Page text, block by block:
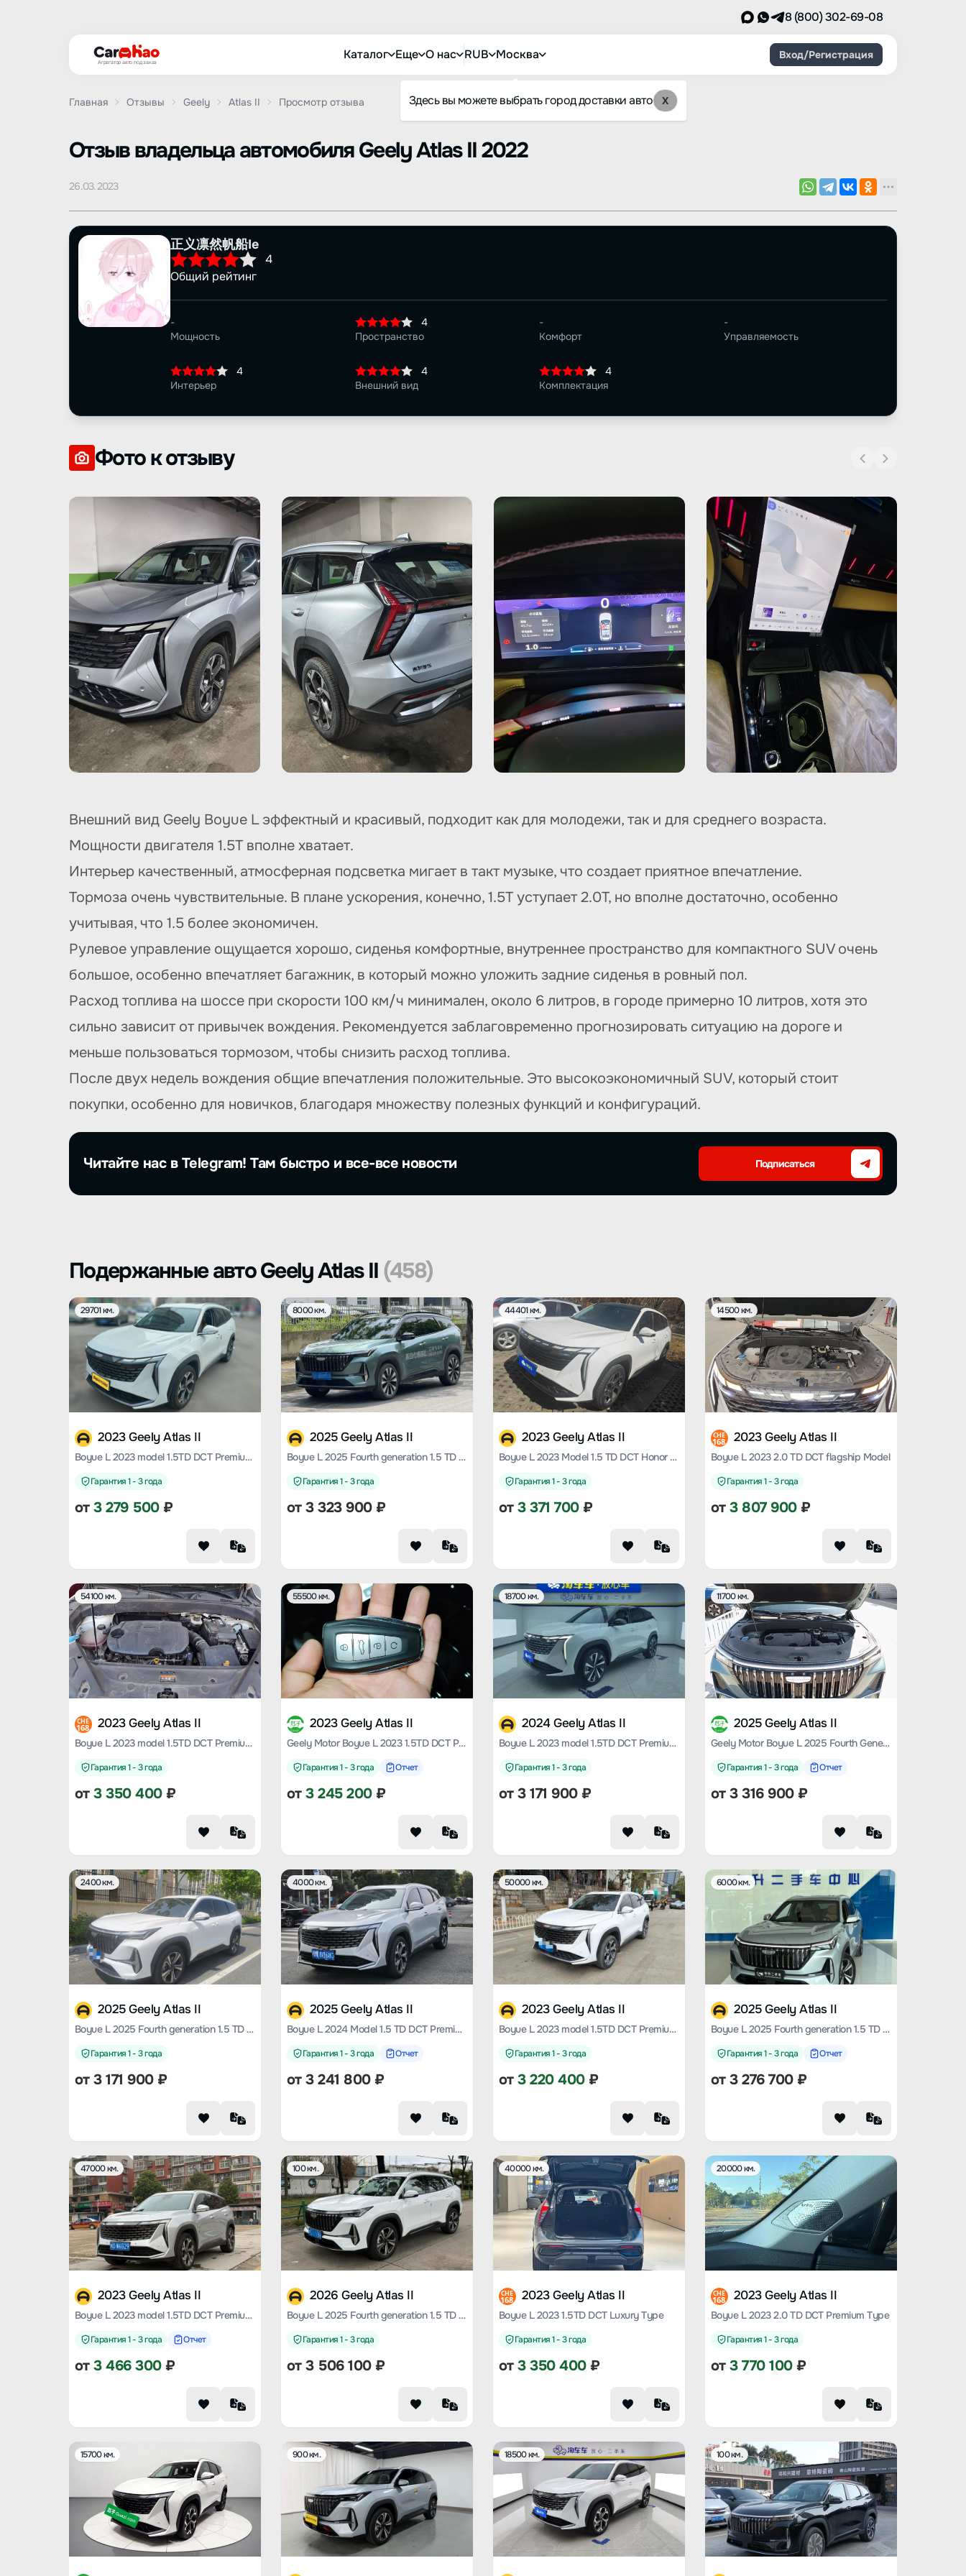
8 (800) 302-69-08
Агрегатор авто под заказ
Каталог Еще О нас RUB Москва
Здесь вы можете выбрать город доставки авто X
Вход/Регистрация
Главная Отзывы Geely Atlas II Просмотр отзыва
Oтзыв владельца автомобиляGeely Atlas II 2022
26.03.2023
正义凛然帆船Ie
4
Общий рейтинг
-
Мощность
4
Пространство
-
Комфорт
-
Управляемость
4
Интерьер
4
Внешний вид
4
Комплектация
Фото к отзыву
Внешний вид Geely Boyue L эффектный и красивый, подходит как для молодежи, так и для среднего возраста.
Мощности двигателя 1.5T вполне хватает.
Интерьер качественный, атмосферная подсветка мигает в такт музыке, что создает приятное впечатление.
Тормоза очень чувствительные. В плане ускорения, конечно, 1.5T уступает 2.0T, но вполне достаточно, особенно
учитывая, что 1.5 более экономичен.
Рулевое управление ощущается хорошо, сиденья комфортные, внутреннее пространство для компактного SUV очень
большое, особенно впечатляет багажник, в который можно уложить задние сиденья в ровный пол.
Расход топлива на шоссе при скорости 100 км/ч минимален, около 6 литров, в городе примерно 10 литров, хотя это
сильно зависит от привычек вождения. Рекомендуется заблаговременно прогнозировать ситуацию на дороге и
меньше пользоваться тормозом, чтобы снизить расход топлива.
После двух недель вождения общие впечатления положительные. Это высокоэкономичный SUV, который стоит
покупки, особенно для новичков, благодаря множеству полезных функций и конфигураций.
Читайте нас в Telegram! Там быстро и все-все новости Подписаться
Подержанные авто Geely Atlas II (458)
29701 км.
2023 Geely Atlas II
Boyue L 2023 model 1.5TD DCT Premium Type
Гарантия 1 - 3 года
от3 279 500₽
8000 км.
2025 Geely Atlas II
Boyue L 2025 Fourth generation 1.5 TD DCT Splendid
Гарантия 1 - 3 года
от3 323 900₽
44401 км.
2023 Geely Atlas II
Boyue L 2023 Model 1.5 TD DCT Honor Edition
Гарантия 1 - 3 года
от3 371 700₽
14500 км.
CHE
168 2023 Geely Atlas II
Boyue L 2023 2.0 TD DCT flagship Model
Гарантия 1 - 3 года
от3 807 900₽
54100 км.
CHE
168 2023 Geely Atlas II
Boyue L 2023 model 1.5TD DCT Premium Type
Гарантия 1 - 3 года
от3 350 400₽
55500 км.
2023 Geely Atlas II
Geely Motor Boyue L 2023 1.5TD DCT Premium Model
Гарантия 1 - 3 года Отчет
от3 245 200₽
18700 км.
2024 Geely Atlas II
Boyue L 2023 model 1.5TD DCT Premium Type
Гарантия 1 - 3 года
от3 171 900₽
11700 км.
2025 Geely Atlas II
Geely Motor Boyue L 2025 Fourth Generation 1.5 TD DCT Splendid
Гарантия 1 - 3 года Отчет
от3 316 900₽
2400 км.
2025 Geely Atlas II
Boyue L 2025 Fourth generation 1.5 TD DCT Shanhe
Гарантия 1 - 3 года
от3 171 900₽
4000 км.
2025 Geely Atlas II
Boyue L 2024 Model 1.5 TD DCT Premium Edition
Гарантия 1 - 3 года Отчет
от3 241 800₽
50000 км.
2023 Geely Atlas II
Boyue L 2023 model 1.5TD DCT Premium Type
Гарантия 1 - 3 года
от3 220 400₽
6000 км.
2025 Geely Atlas II
Boyue L 2025 Fourth generation 1.5 TD DCT Shanhe
Гарантия 1 - 3 года Отчет
от3 276 700₽
47000 км.
2023 Geely Atlas II
Boyue L 2023 model 1.5TD DCT Premium Type
Гарантия 1 - 3 года Отчет
от3 466 300₽
100 км.
2026 Geely Atlas II
Boyue L 2025 Fourth generation 1.5 TD DCT Shanhe
Гарантия 1 - 3 года
от3 506 100₽
40000 км.
CHE
168 2023 Geely Atlas II
Boyue L 2023 1.5TD DCT Luxury Type
Гарантия 1 - 3 года
от3 350 400₽
20000 км.
CHE
168 2023 Geely Atlas II
Boyue L 2023 2.0 TD DCT Premium Type
Гарантия 1 - 3 года
от3 770 100₽
15700 км. 900 км. 18500 км. 100 км.